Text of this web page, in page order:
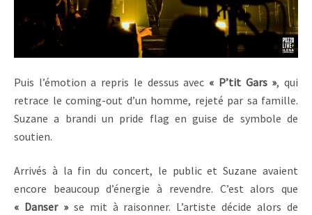
Puis l’émotion a repris le dessus avec « P’tit Gars », qui
retrace le coming-out d’un homme, rejeté par sa famille.
Suzane a brandi un pride flag en guise de symbole de
soutien.
Arrivés à la fin du concert, le public et Suzane avaient
encore beaucoup d’énergie à revendre. C’est alors que
« Danser »se mit à raisonner. L’artiste décide alors de